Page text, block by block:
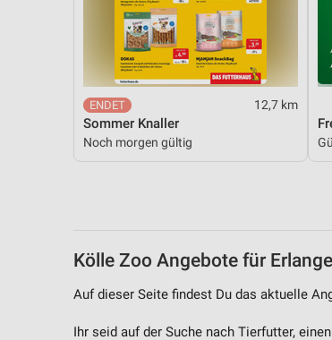
12,7 km
Sommer Knaller
Noch morgen gültig
Kölle Zoo Angebote für
Auf dieser Seite findest Du das aktuelle
Ihr seid auf der Suche nach Tierfutter,
Verwendung genauer Standortdaten
Geräte anhand von aktiv angeforderten
Nicht-IAB-Verarbeitungszwecke:
Notwendig